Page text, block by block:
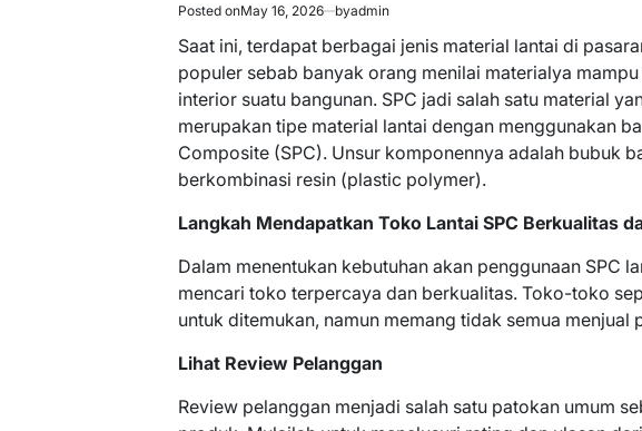
Posted onMay 16, 2026 byadmin
Saat ini, terdapat berbagai jenis material lantai di
populer sebab banyak orang menilai materialya
interior suatu bangunan. SPC jadi salah satu material
merupakan tipe material lantai dengan menggunakan
Composite (SPC). Unsur komponennya adalah bubuk
berkombinasi resin (plastic polymer).
Langkah Mendapatkan Toko Lantai SPC Berkualitas
Dalam menentukan kebutuhan akan penggunaan SPC
mencari toko terpercaya dan berkualitas. Toko-toko
untuk ditemukan, namun memang tidak semua
Lihat Review Pelanggan
Review pelanggan menjadi salah satu patokan umum